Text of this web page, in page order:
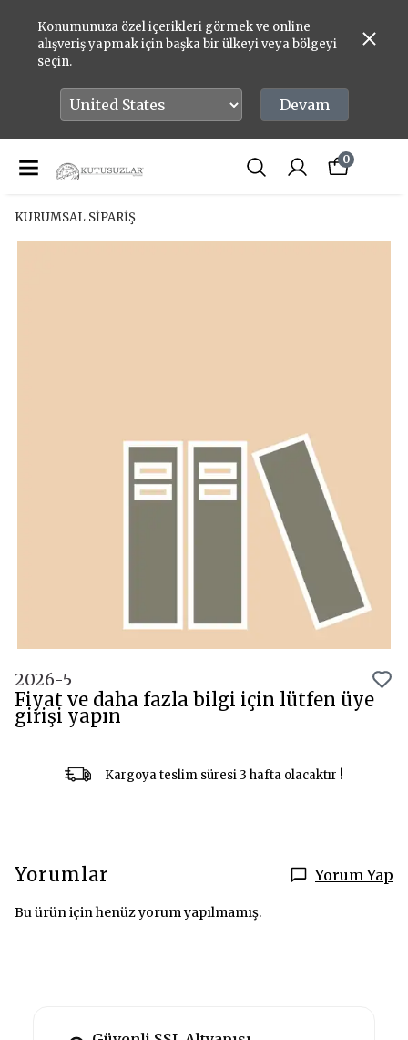
Konumunuza özel içerikleri görmek ve online
alışveriş yapmak için başka bir ülkeyi veya bölgeyi
seçin.
Devam
0
KURUMSAL SİPARİŞ
2026-5
Fiyat ve daha fazla bilgi için lütfen üye
girişi yapın
Kargoya teslim süresi 3 hafta olacaktır !
Yorumlar Yorum Yap
Bu ürün için henüz yorum yapılmamış.